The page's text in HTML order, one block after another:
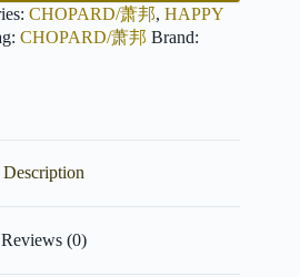
CHOPARD/萧邦, HAPPY
CHOPARD/萧邦 Brand:
Description
Reviews (0)